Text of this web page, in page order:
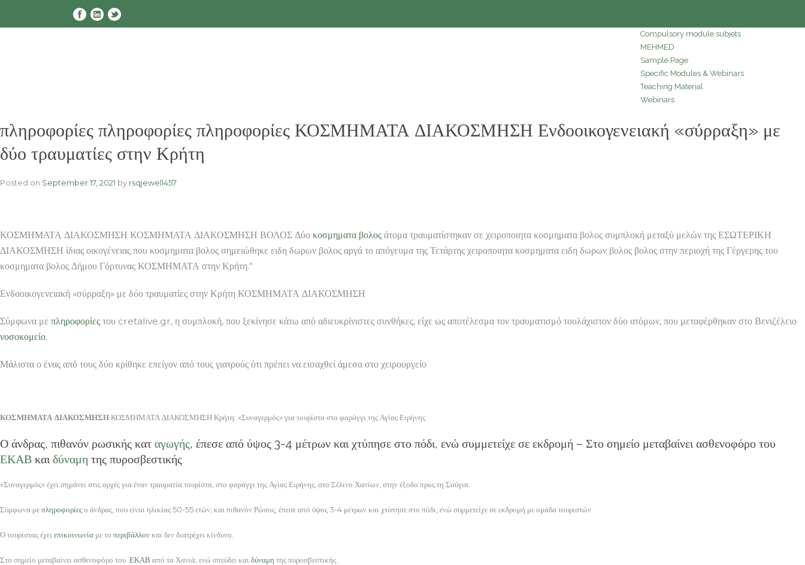
Compulsory module subjets
MEHMED
Sample Page
Specific Modules & Webinars
Teaching Material
Webinars
πληροφορίες πληροφορίες πληροφορίες ΚΟΣΜΗΜΑΤΑ ΔΙΑΚΟΣΜΗΣΗ Ενδοοικογενειακή «σύρραξη» με
δύο τραυματίες στην Κρήτη
Posted on September 17, 2021 by rsqjewell457
ΚΟΣΜΗΜΑΤΑ ΔΙΑΚΟΣΜΗΣΗ ΚΟΣΜΗΜΑΤΑ ΔΙΑΚΟΣΜΗΣΗ ΒΟΛΟΣ Δύο κοσμηματα βολος άτομα τραυματίστηκαν σε χειροποιητα κοσμηματα βολος συμπλοκή μεταξύ μελών της ΕΣΩΤΕΡΙΚΗ
ΔΙΑΚΟΣΜΗΣΗ ίδιας οικογένειας που κοσμηματα βολος σημειώθηκε ειδη δωρων βολος αργά το απόγευμα της Τετάρτης χειροποιητα κοσμηματα ειδη δωρων βολος βολος στην περιοχή της Γέργερης του
κοσμηματα βολος Δήμου Γόρτυνας ΚΟΣΜΗΜΑΤΑ στην Κρήτη.”
Ενδοοικογενειακή «σύρραξη» με δύο τραυματίες στην Κρήτη ΚΟΣΜΗΜΑΤΑ ΔΙΑΚΟΣΜΗΣΗ
Σύμφωνα με πληροφορίες του cretalive.gr, η συμπλοκή, που ξεκίνησε κάτω από αδιευκρίνιστες συνθήκες, είχε ως αποτέλεσμα τον τραυματισμό τουλάχιστον δύο ατόμων, που μεταφέρθηκαν στο Βενιζέλειο
νοσοκομείο.
Μάλιστα ο ένας από τους δύο κρίθηκε επείγον από τους γιατρούς ότι πρέπει να εισαχθεί άμεσα στο χειρουργείο
ΚΟΣΜΗΜΑΤΑ ΔΙΑΚΟΣΜΗΣΗΚΟΣΜΗΜΑΤΑ ΔΙΑΚΟΣΜΗΣΗ Κρήτη: «Συναγερμός» για τουρίστα στο φαράγγι της Αγίας Ειρήνης
Ο άνδρας, πιθανόν ρωσικής κατ αγωγής, έπεσε από ύψος 3-4 μέτρων και χτύπησε στο πόδι, ενώ συμμετείχε σε εκδρομή – Στο σημείο μεταβαίνει ασθενοφόρο του
ΕΚΑΒ και δύναμη της πυροσβεστικής
«Συναγερμός» έχει σημάνει στις αρχές για έναν τραυματία τουρίστα, στο φαράγγι της Αγίας Ειρήνης, στο Σέλινο Χανίων, στην έξοδο προς τη Σούγια.
Σύμφωνα μεπληροφορίεςο άνδρας, που είναι ηλικίας 50-55 ετών, και πιθανόν Ρώσος, έπεσε από ύψος 3-4 μέτρων και χτύπησε στο πόδι, ενώ συμμετείχε σε εκδρομή με ομάδα τουριστών.
Ο τουρίστας έχει επικοινωνία με το περιβάλλονκαι δεν διατρέχει κίνδυνο.
Στο σημείο μεταβαίνει ασθενοφόρο του ΕΚΑΒ από τα Χανιά, ενώ σπεύδει και δύναμη της πυροσβεστικής.